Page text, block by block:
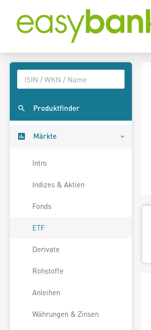
Produktfinder
Märkte
Intro
Indizes & Aktien
Fonds
ETF
Derivate
Rohstoffe
Anleihen
Währungen & Zinsen